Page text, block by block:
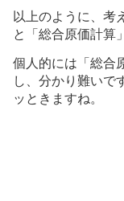
以上のように、考
と「総合原価計算
個人的には「総合
し、分かり難いで
ッときますね。